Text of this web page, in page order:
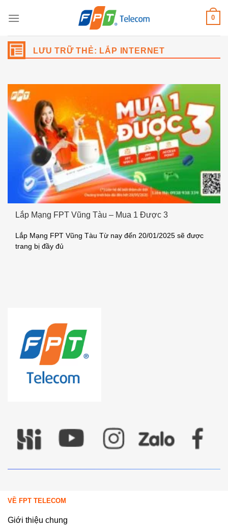
qua
dung
0
LƯU TRỮ THẺ: LẮP INTERNET
Lắp Mạng FPT Vũng Tàu – Mua 1 Được 3
Lắp Mạng FPT Vũng Tàu Từ nay đến 20/01/2025 sẽ được
trang bị đầy đủ
VỀ FPT TELECOM
Giới thiệu chung